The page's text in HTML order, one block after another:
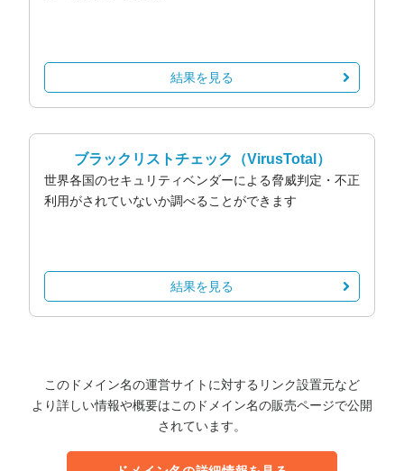
結果を見る
ブラックリストチェック （VirusTotal）
世界各国のセキュリティベンダーによる脅威判定・不正
利用がされていないか調べることができます
結果を見る
このドメイン名の運営サイトに対するリンク設置元など
より詳しい情報や概要はこのドメイン名の販売ページで公開
されています。